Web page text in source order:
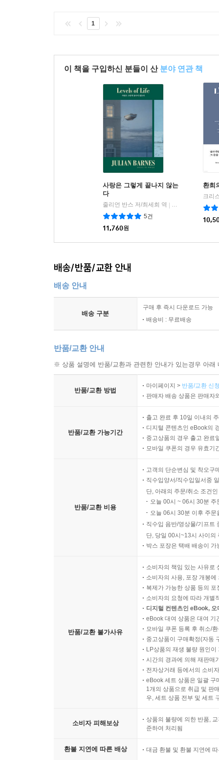
1
이 책을 구입하신 분들이 산 분야 연관 책
사랑은 그렇게 끝나지 않는
다
줄리언 반스 저/최세희 역
다산책방
5건
11,760원
환희
배송/반품/교환 안내
배송 안내
배송 구분
구매 후 즉시 다운로드 가능
배송비 : 무료배송
반품/교환 안내
※ 상품 설명에 반품/교환과 관련한 안내가 있는경우 아
반품/교환 방법
마이페이지 > 반품/교환 신
판매자 배송 상품은 판매자
반품/교환 가능기간
출고 완료 후 10일 이내의
디지털 콘텐츠인 eBook의
중고상품의 경우 출고 완료
모바일 쿠폰의 경우 유효기
반품/교환 비용
고객의 단순변심 및 착오구
직수입양서/직수입일서중
단, 아래의 주문/취소 조건
오늘 00시 ~ 06시 30분
오늘 06시 30분 이후 주
직수입 음반/영상물/기프트
단, 당일 00시~13시 사이의
박스 포장은 택배 배송이
반품/교환 불가사유
소비자의 책임 있는 사유로
소비자의 사용, 포장 개봉
복제가 가능한 상품 등의
소비자의 요청에 따라 개별
디지털 컨텐츠인 eBook,
eBook 대여 상품은 대여 기
모바일 쿠폰 등록 후 취소/
중고상품이 구매확정(자동
LP상품의 재생 불량 원인
시간의 경과에 의해 재판매
전자상거래 등에서의 소비
eBook 세트 상품은 일괄 구
1개의 상품으로 취급 및 판
우, 세트 상품 전부 및 세트
소비자 피해보상
상품의 불량에 의한 반품,
준하여 처리됨
환불 지연에 따른 배상 대금 환불 및 환불 지연에